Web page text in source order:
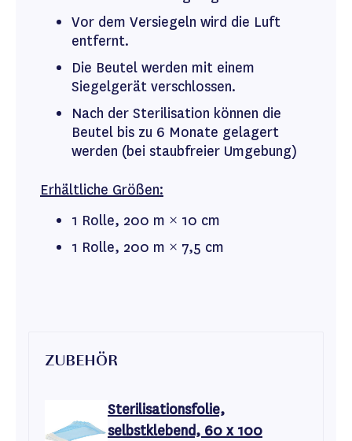
Vor dem Versiegeln wird die Luft
entfernt.
Die Beutel werden mit einem
Siegelgerät verschlossen.
Nach der Sterilisation können die
Beutel bis zu 6 Monate gelagert
werden (bei staubfreier Umgebung)
Erhältliche Größen:
1 Rolle, 200 m × 10 cm
1 Rolle, 200 m × 7,5 cm
ZUBEHÖR
Sterilisationsfolie,
selbstklebend, 60 x 100